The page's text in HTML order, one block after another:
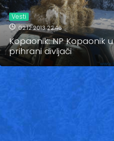
Vesti
02.12.2013 22:46
Kopaonik: NP Kopaonik u
prihrani divljači